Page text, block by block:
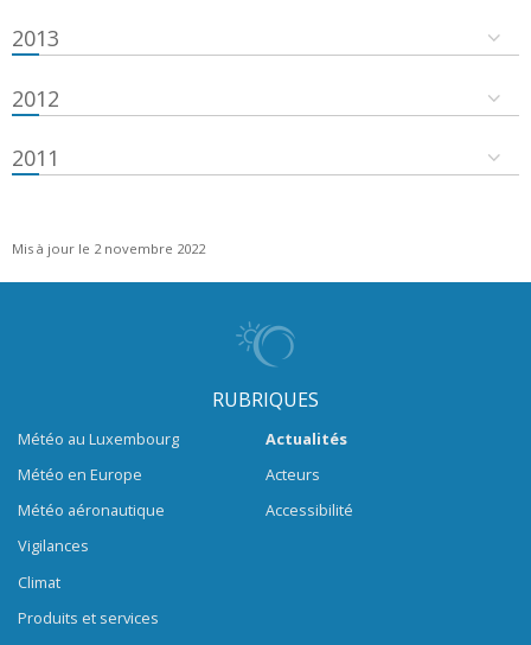
2013
2012
2011
Mis à jour le 2 novembre 2022
RUBRIQUES
Météo au Luxembourg
Météo en Europe
Météo aéronautique
Vigilances
Climat
Produits et services
Actualités
Acteurs
Accessibilité